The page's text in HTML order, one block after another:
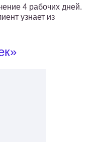
4 рабочих дней.
узнает из